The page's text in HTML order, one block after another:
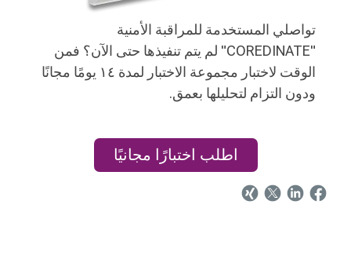
تواصلي المستخدمة للمراقبة الأمنية
"COREDINATE" لم يتم تنفيذها حتى الآن؟ فمن
الوقت لاختبار مجموعة الاختبار لمدة ١٤ يومًا مجانًا
ودون التزام لتحليلها بعمق.
اطلب اختبارًا مجانيًا